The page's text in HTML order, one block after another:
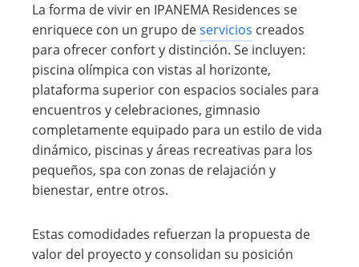
La forma de vivir en IPANEMA Residences se
enriquece con un grupo deservicios creados
para ofrecer confort y distinción. Se incluyen:
piscina olímpica con vistas al horizonte,
plataforma superior con espacios sociales para
encuentros y celebraciones, gimnasio
completamente equipado para un estilo de vida
dinámico, piscinas y áreas recreativas para los
pequeños, spa con zonas de relajación y
bienestar, entre otros.
Estas comodidades refuerzan la propuesta de
valor del proyecto y consolidan su posición